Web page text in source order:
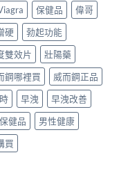
保健品
偉哥
硬
勃起功能
雙效片
壯陽藥
鋼哪裡買
威而鋼正品
早洩
早洩改善
健品
男性健康
買